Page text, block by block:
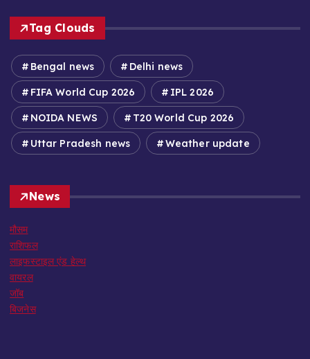
Tag Clouds
Bengal news Delhi news
FIFA World Cup 2026 IPL 2026
NOIDA NEWS T20 World Cup 2026
Uttar Pradesh news Weather update
News
मौसम
राशिफल
लाइफस्टाइल एंड हेल्थ
वायरल
जॉब
बिजनेस